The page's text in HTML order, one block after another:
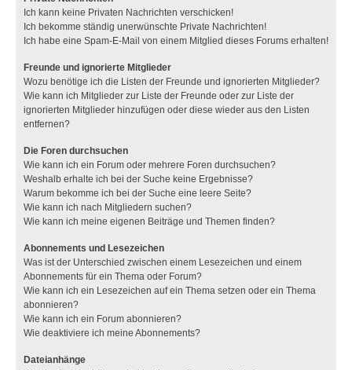
Ich kann keine Privaten Nachrichten verschicken!
Ich bekomme ständig unerwünschte Private Nachrichten!
Ich habe eine Spam-E-Mail von einem Mitglied dieses Forums erhalten!
Freunde und ignorierte Mitglieder
Wozu benötige ich die Listen der Freunde und ignorierten Mitglieder?
Wie kann ich Mitglieder zur Liste der Freunde oder zur Liste der
ignorierten Mitglieder hinzufügen oder diese wieder aus den Listen
entfernen?
Die Foren durchsuchen
Wie kann ich ein Forum oder mehrere Foren durchsuchen?
Weshalb erhalte ich bei der Suche keine Ergebnisse?
Warum bekomme ich bei der Suche eine leere Seite?
Wie kann ich nach Mitgliedern suchen?
Wie kann ich meine eigenen Beiträge und Themen finden?
Abonnements und Lesezeichen
Was ist der Unterschied zwischen einem Lesezeichen und einem
Abonnements für ein Thema oder Forum?
Wie kann ich ein Lesezeichen auf ein Thema setzen oder ein Thema
abonnieren?
Wie kann ich ein Forum abonnieren?
Wie deaktiviere ich meine Abonnements?
Dateianhänge